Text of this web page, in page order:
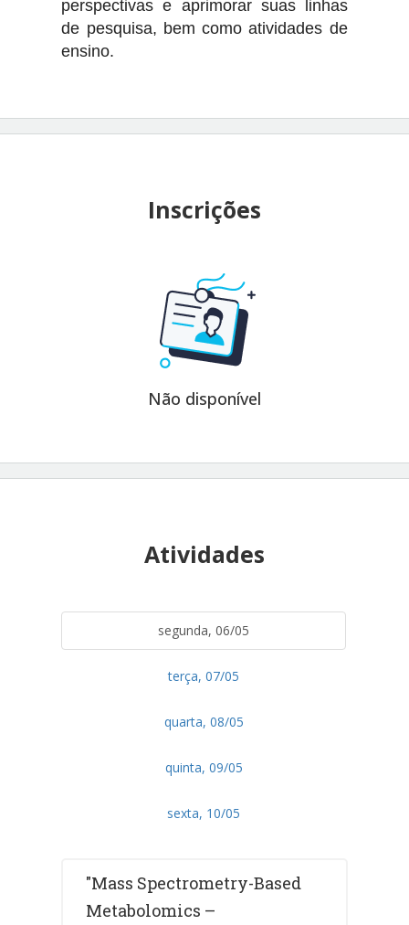
perspectivas e aprimorar suas linhas
de pesquisa, bem como atividades de
ensino.
Inscrições
Não disponível
Atividades
segunda, 06/05
terça, 07/05
quarta, 08/05
quinta, 09/05
sexta, 10/05
"Mass Spectrometry-Based
Metabolomics –